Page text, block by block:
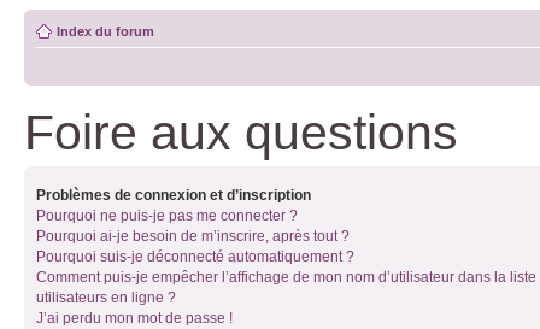
Index du forum
Foire aux questions
Problèmes de connexion et d’inscription
Pourquoi ne puis-je pas me connecter ?
Pourquoi ai-je besoin de m’inscrire, après tout ?
Pourquoi suis-je déconnecté automatiquement ?
Comment puis-je empêcher l’affichage de mon nom d’utilisateur dans la liste
utilisateurs en ligne ?
J’ai perdu mon mot de passe !